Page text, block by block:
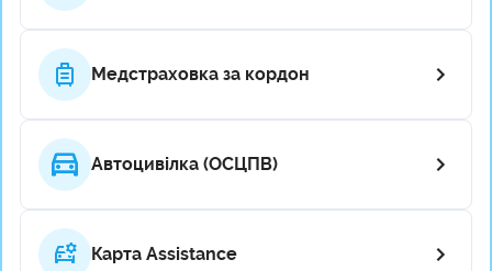
Медстраховка за кордон
Автоцивілка (ОСЦПВ)
Карта Assistance